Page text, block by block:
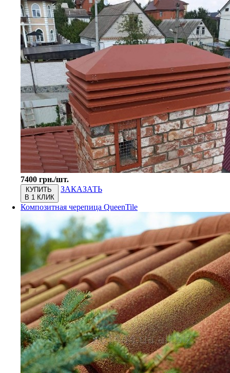
7400 грн./шт.
КУПИТЬ
В 1 КЛИК
ЗАКАЗАТЬ
Композитная черепица QueenTile